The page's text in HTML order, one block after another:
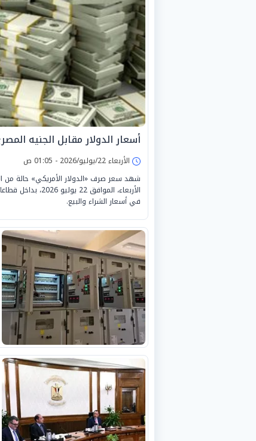
أسعار الدولار مقابل الجنيه المصري
الأربعاء 22/يوليو/2026 - 01:05 ص
شهد سعر صرف «الدولار الأمريكي» حالة من
الأربعاء،
في أسعار الشراء والبيع.